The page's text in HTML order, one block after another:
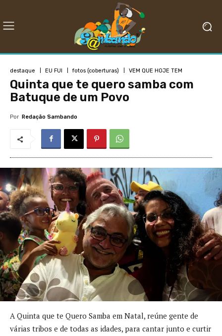
destaque EU FUI fotos (coberturas) VEM QUE HOJE TEM
Quinta que te quero samba com
Batuque de um Povo
Por Redação Sambando
A Quinta que te Quero Samba em Natal, reúne gente de
várias tribos e de todas as idades, para cantar junto e curtir